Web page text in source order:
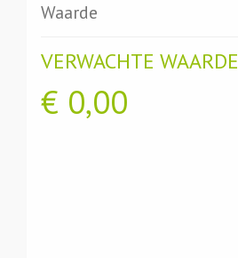
Waarde
VERWACHTE WAARDE
€ 0,00